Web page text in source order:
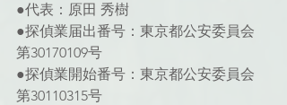
●代表：原田 秀樹
●探偵業届出番号：東京都公安委員会
第30170109号
●探偵業開始番号：東京都公安委員会
第30110315号